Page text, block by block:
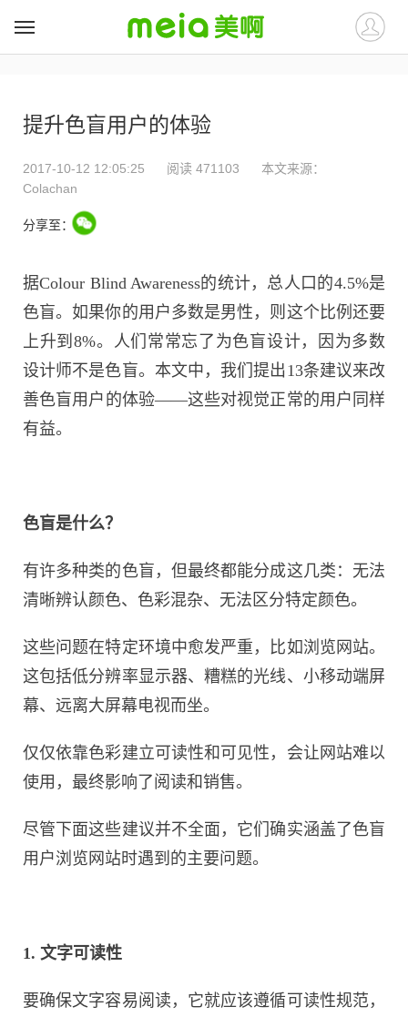
提升色盲用户的体验
2017-10-12 12:05:25 阅读 471103
本文来源：
Colachan
分享至：
据Colour Blind Awareness的统计，总人口的4.5%是
色盲。如果你的用户多数是男性，则这个比例还要
上升到8%。人们常常忘了为色盲设计，因为多数
设计师不是色盲。本文中，我们提出13条建议来改
善色盲用户的体验——这些对视觉正常的用户同样
有益。
色盲是什么？
有许多种类的色盲，但最终都能分成这几类：无法
清晰辨认颜色、色彩混杂、无法区分特定颜色。
这些问题在特定环境中愈发严重，比如浏览网站。
这包括低分辨率显示器、糟糕的光线、小移动端屏
幕、远离大屏幕电视而坐。
仅仅依靠色彩建立可读性和可见性，会让网站难以
使用，最终影响了阅读和销售。
尽管下面这些建议并不全面，它们确实涵盖了色盲
用户浏览网站时遇到的主要问题。
1. 文字可读性
要确保文字容易阅读，它就应该遵循可读性规范，